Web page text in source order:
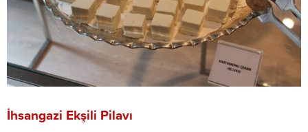
İhsangazi Ekşili Pilavı